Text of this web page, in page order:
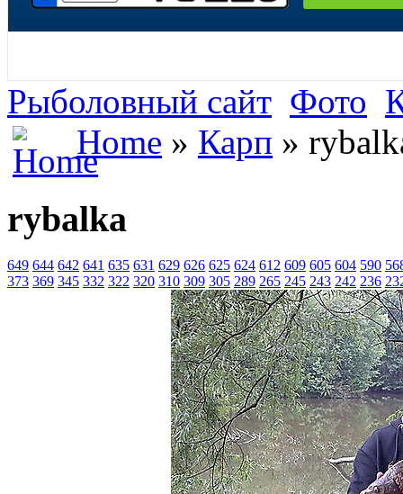
Рыболовный сайт Фото
Home » Карп »
rybalka
649 644 642 641 635 631 629 626 625 624 612 609 605 604 590
373 369 345 332 322 320 310 309 305 289 265 245 243 242 236